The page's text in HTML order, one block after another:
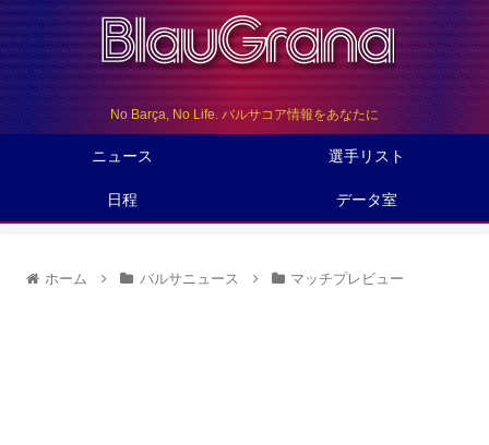
No Barça, No Life. バルサコア情報をあなたに
ニュース 選手リスト
日程 データ室
ホーム バルサニュース マッチプレビュー